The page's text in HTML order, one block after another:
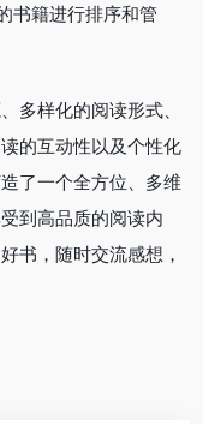
书籍进行排序和管
多样化的阅读形式、
的互动性以及个性化
了一个全方位、多维
到高品质的阅读内
书，随时交流感想，